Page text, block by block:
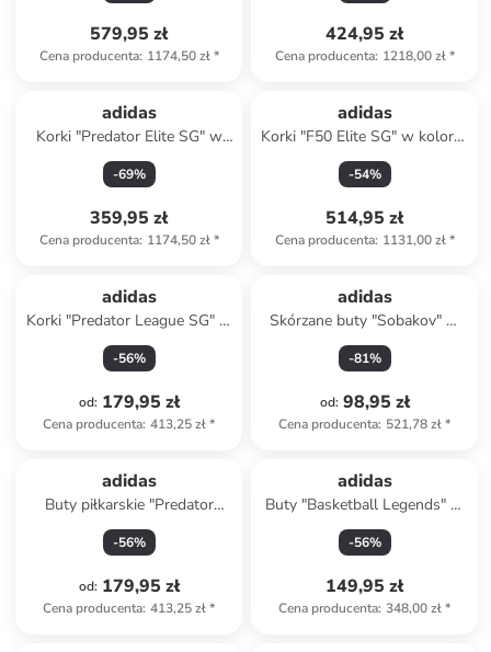
579,95 zł
Cena producenta: 1174,50 zł*
424,95 zł
Cena producenta: 1218,00 zł*
adidas
Korki "Predator Elite SG" w
kolorze różowym
-69%
359,95 zł
Cena producenta: 1174,50 zł*
adidas
Korki "F50 Elite SG" w kolorze
białym
-54%
514,95 zł
Cena producenta: 1131,00 zł*
adidas
Korki "Predator League SG" w
kolorze różowym
-56%
od: 179,95 zł
Cena producenta: 413,25 zł*
adidas
Skórzane buty "Sobakov" w
kolorze czarnym do piłki
nożnej
-81%
od: 98,95 zł
Cena producenta: 521,78 zł*
adidas
Buty piłkarskie "Predator
League IN" w kolorze
antracytowym
-56%
od: 179,95 zł
Cena producenta: 413,25 zł*
adidas
Buty "Basketball Legends" w
kolorze czarnym do
koszykówki
-56%
149,95 zł
Cena producenta: 348,00 zł*